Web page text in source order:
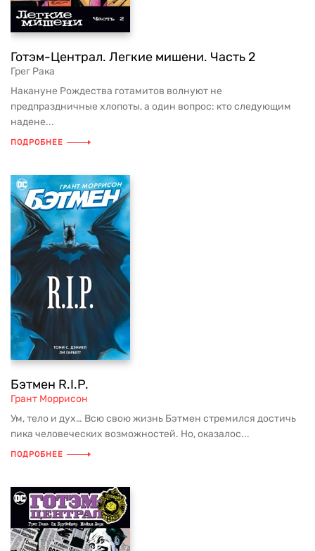
Готэм-Централ. Легкие мишени. Часть 2
Грег Рака
Накануне Рождества готамитов волнуют не
предпраздничные хлопоты, а один вопрос: кто следующим
надене...
ПОДРОБНЕЕ
Бэтмен R.I.P.
Грант Моррисон
Ум, тело и дух… Всю свою жизнь Бэтмен стремился достичь
пика человеческих возможностей. Но, оказалос...
ПОДРОБНЕЕ